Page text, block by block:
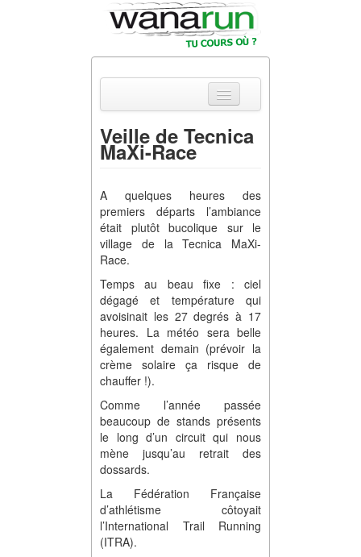
Actualités
Tests
Parcours &
Courses
Outils & Réseaux
Veille de Tecnica
MaXi-Race
A quelques heures des
premiers départs l’ambiance
était plutôt bucolique sur le
village de la Tecnica MaXi-
Race.
Temps au beau fixe : ciel
dégagé et température qui
avoisinait les 27 degrés à 17
heures. La météo sera belle
également demain (prévoir la
crème solaire ça risque de
chauffer !).
Comme l’année passée
beaucoup de stands présents
le long d’un circuit qui nous
mène jusqu’au retrait des
dossards.
La Fédération Française
d’athlétisme côtoyait
l’International Trail Running
(ITRA).